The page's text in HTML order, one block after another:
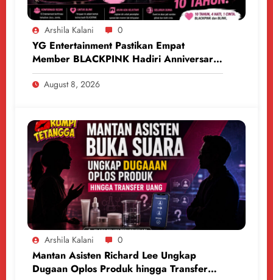
Arshila Kalani 0
YG Entertainment Pastikan Empat
Member BLACKPINK Hadiri Anniversary
10 Tahun
August 8, 2026
Arshila Kalani 0
Mantan Asisten Richard Lee Ungkap
Dugaan Oplos Produk hingga Transfer